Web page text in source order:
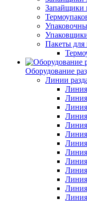
Запайщики
Пакеты для
Оборудование
Линии
Линия
Линия
Линия
Линия
Линия
Линия
Линия
Линия
Линия
Линия